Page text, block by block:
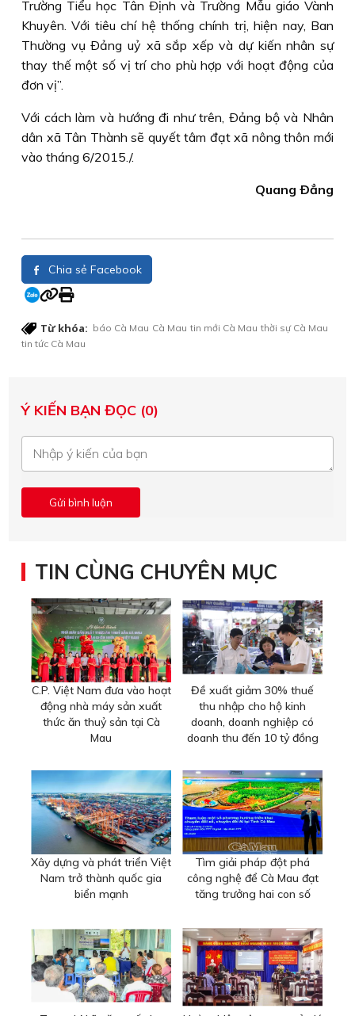
Trường Tiểu học Tân Ðịnh và Trường Mẫu giáo Vành
Khuyên. Với tiêu chí hệ thống chính trị, hiện nay, Ban
Thường vụ Ðảng uỷ xã sắp xếp và dự kiến nhân sự
thay thế một số vị trí cho phù hợp với hoạt động của
đơn vị”.
Với cách làm và hướng đi như trên, Ðảng bộ và Nhân
dân xã Tân Thành sẽ quyết tâm đạt xã nông thôn mới
vào tháng 6/2015./.
Quang Ðẳng
Chia sẻ Facebook
Từ khóa: báo Cà Mau Cà Mau tin mới Cà Mau thời sự Cà Mau
tin tức Cà Mau
Ý KIẾN BẠN ĐỌC (0)
TIN CÙNG CHUYÊN MỤC
C.P. Việt Nam đưa vào hoạt
động nhà máy sản xuất
thức ăn thuỷ sản tại Cà
Mau
Đề xuất giảm 30% thuế
thu nhập cho hộ kinh
doanh, doanh nghiệp có
doanh thu đến 10 tỷ đồng
Xây dựng và phát triển Việt
Nam trở thành quốc gia
biển mạnh
Tìm giải pháp đột phá
công nghệ để Cà Mau đạt
tăng trưởng hai con số